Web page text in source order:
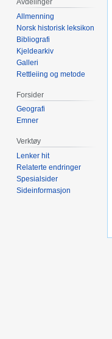
Allmenning
Norsk historisk leksikon
Bibliografi
Kjeldearkiv
Galleri
Rettleiing og metode
Forsider
Geografi
Emner
Verktøy
Lenker hit
Relaterte endringer
Spesialsider
Sideinformasjon